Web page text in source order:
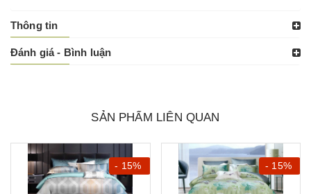
Thông tin
Đánh giá - Bình luận
SẢN PHẨM LIÊN QUAN
- 15% - 15%